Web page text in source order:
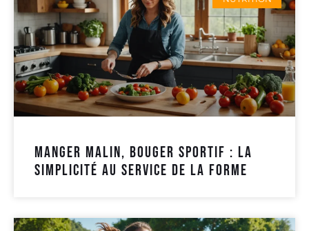
Manger malin, bouger sportif : la
simplicité au service de la forme